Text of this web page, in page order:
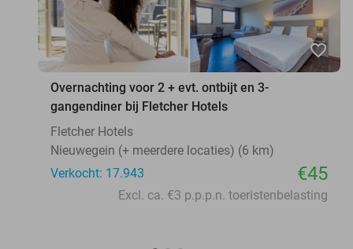
favorite_border
Overnachting voor 2 + evt. ontbijt en 3-
gangendiner bij Fletcher Hotels
Fletcher Hotels
Nieuwegein (+ meerdere locaties) (6 km)
Verkocht: 17.943
€45
Excl. ca. €3 p.p.p.n. toeristenbelasting